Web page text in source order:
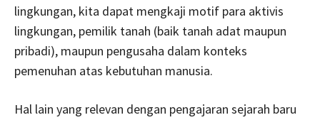
lingkungan, kita dapat mengkaji motif para aktivis
lingkungan, pemilik tanah (baik tanah adat maupun
pribadi), maupun pengusaha dalam konteks
pemenuhan atas kebutuhan manusia.
Hal lain yang relevan dengan pengajaran sejarah baru